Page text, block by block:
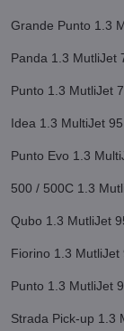
Grande Punto 1.3
Panda 1.3 MutliJet
Punto 1.3 MutliJet
Idea 1.3 MultiJet
Punto Evo 1.3
500 / 500C 1.3
Qubo 1.3 MutliJet
Fiorino 1.3
Punto 1.3 MutliJet
Strada Pick-up 1.3